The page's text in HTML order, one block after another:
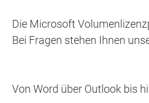
Die Microsoft
Bei Fragen stehen Ihnen
Von Word über Outlook bis